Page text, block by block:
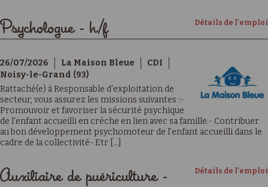
Détails de l'emploi
Psychologue - h/f
26/07/2026 La Maison Bleue
CDI
Noisy-le-Grand (93)
Rattaché(e) à Responsable d'exploitation de
secteur, vous assurez les missions suivantes :-
Promouvoir et favoriser la sécurité psychique
de l'enfant accueilli en crèche en lien avec sa famille.- Contribuer
au bon développement psychomoteur de l'enfant accueilli dans le
cadre de la collectivité- Etr [...]
Détails de l'emploi
Auxiliaire de puériculture -